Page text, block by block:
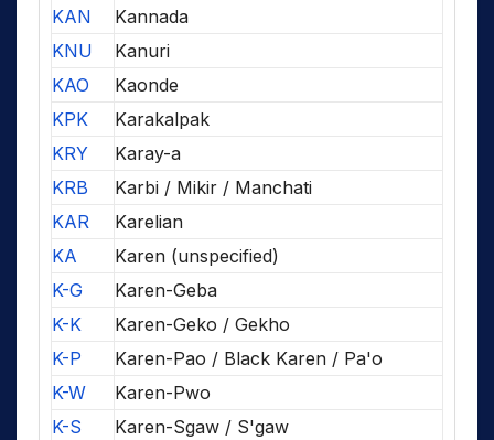
KAN
Kannada
KNU
Kanuri
KAO
Kaonde
KPK
Karakalpak
KRY
Karay-a
KRB
Karbi / Mikir / Manchati
KAR
Karelian
KA
Karen (unspecified)
K-G
Karen-Geba
K-K
Karen-Geko / Gekho
K-P
Karen-Pao / Black Karen / Pa'o
K-W
Karen-Pwo
K-S
Karen-Sgaw / S'gaw